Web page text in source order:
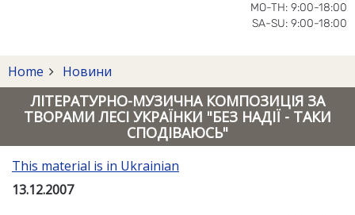
MO-TH: 9:00-18:00
SA-SU: 9:00-18:00
Home Новини
ЛІТЕРАТУРНО-МУЗИЧНА КОМПОЗИЦІЯ ЗА
ТВОРАМИ ЛЕСІ УКРАЇНКИ "БЕЗ НАДІЇ - ТАКИ
СПОДІВАЮСЬ"
This material is in Ukrainian
13.12.2007